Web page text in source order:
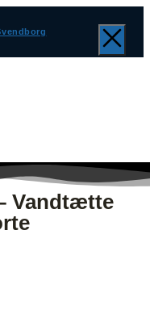
Vandtætte